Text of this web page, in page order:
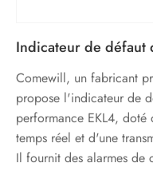
Indicateur de défaut
Comewill, un fabricant
propose l'indicateur de
performance EKL4,
temps réel et d'une
Il fournit des alarmes de